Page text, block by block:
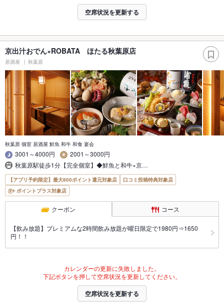
空席状況を更新する
京出汁おでん×ROBATA ほたる秋葉原店
居酒屋 秋葉原
秋葉原 個室 居酒屋 鮮魚 和牛 和食 宴会
3001～4000円
2001～3000円
秋葉原駅徒歩1分【完全個室】◆鮮魚と和牛×京…
【アプリ予約限定】最大800ポイント還元対象店
口コミ投稿特典対象店
ポイントプラス対象店
クーポン コース
【飲み放題】プレミアムな2時間飲み放題が曜日限定で1980円⇒1650
円！！
カレンダーの更新に失敗しました。
下記ボタンを押して空席状況を更新してください。
空席状況を更新する